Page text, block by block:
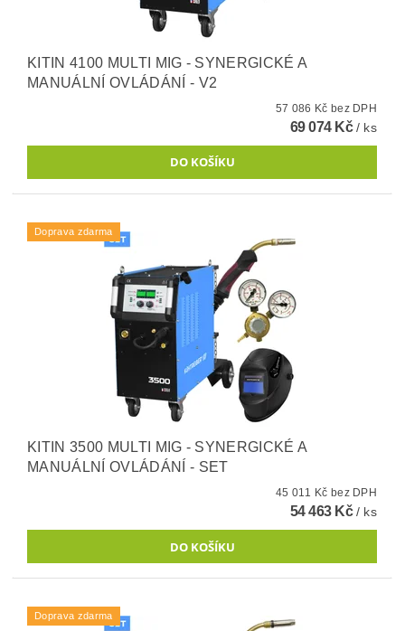
KITIN 4100 MULTI MIG - SYNERGICKÉ A
MANUÁLNÍ OVLÁDÁNÍ - V2
57 086 Kč bez DPH
69 074 Kč/ ks
Doprava zdarma
KITIN 3500 MULTI MIG - SYNERGICKÉ A
MANUÁLNÍ OVLÁDÁNÍ - SET
45 011 Kč bez DPH
54 463 Kč/ ks
Doprava zdarma